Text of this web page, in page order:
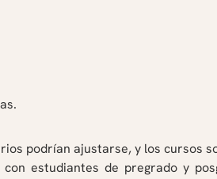
podrían ajustarse, y los cursos
estudiantes de pregrado y